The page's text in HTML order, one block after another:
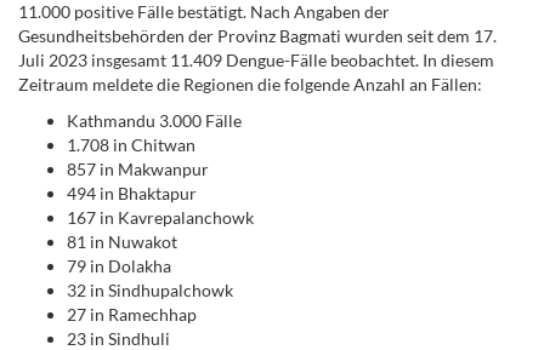
11.000 positive Fälle bestätigt. Nach Angaben der
Gesundheitsbehörden der Provinz Bagmati wurden seit dem 17.
Juli 2023 insgesamt 11.409 Dengue-Fälle beobachtet. In diesem
Zeitraum meldete die Regionen die folgende Anzahl an Fällen:
Kathmandu 3.000 Fälle
1.708 in Chitwan
857 in Makwanpur
494 in Bhaktapur
167 in Kavrepalanchowk
81 in Nuwakot
79 in Dolakha
32 in Sindhupalchowk
27 in Ramechhap
23 in Sindhuli